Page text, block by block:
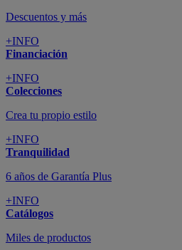
Descuentos y más
+INFO
Financiación
+INFO
Colecciones
Crea tu propio estilo
+INFO
Tranquilidad
6 años de Garantía Plus
+INFO
Catálogos
Miles de productos